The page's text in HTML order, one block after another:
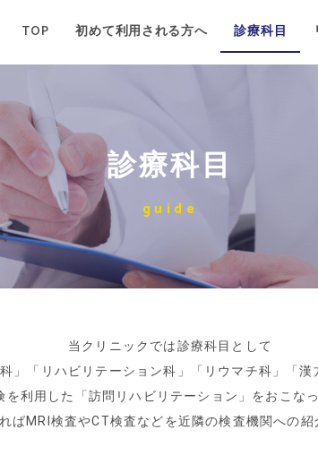
TOP 初めて利用される方へ 診療科目
診療科目
guide
当クリニックでは診療科目として
科」「リハビリテーション科」「リウマチ科」「漢
を利用した「訪問リハビリテーション」をおこなっ
ばMRI検査やCT検査などを近隣の検査機関への紹